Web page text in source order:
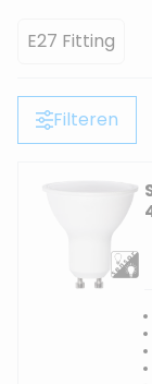
E27 Fitting
Filteren